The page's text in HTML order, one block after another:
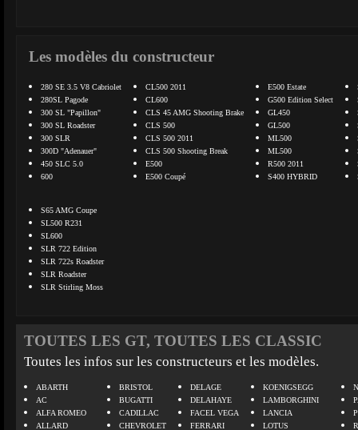
Les modèles du constructeur
280 SE 3.5 V8 Cabriolet
280SL Pagode
300 SL "Papillon"
300 SL Roadster
300 SLR
300D "Adenauer"
450 SLC 5.0
600
CL500 2011
CL600
CLS 45 AMG Shooting Brake
CLS 500
CLS 500 2011
CLS 500 Shooting Break
E500
E500 Coupé
E500 Estate
G500 Edition Select
GL450
GL500
ML500
ML500
R500 2011
S400 HYBRID
S65 AMG Coupe
SL500 R231
SL600
SLR 722 Edition
SLR 722s Roadster
SLR Roadster
SLR Stirling Moss
TOUTES LES GT, TOUTES LES CLASSIC
Toutes les infos sur les constructeurs et les modèles.
ABARTH
AC
ALFA ROMEO
ALLARD
BRISTOL
BUGATTI
CADILLAC
CHEVROLET
DELAGE
DELAHAYE
FACEL VEGA
FERRARI
KOENIGSEGG
LAMBORGHINI
LANCIA
LOTUS